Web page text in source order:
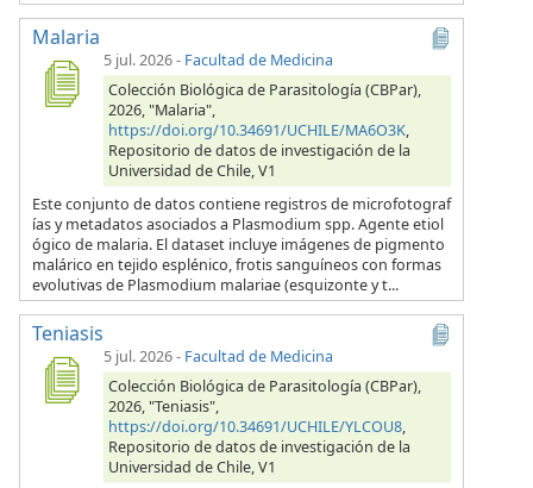
Malaria
5 jul. 2026- Facultad de Medicina
Colección Biológica de Parasitología (CBPar),
2026, "Malaria",
https://doi.org/10.34691/UCHILE/MA6O3K,
Repositorio de datos de investigación de la
Universidad de Chile, V1
Este conjunto de datos contiene registros de microfotograf
ías y metadatos asociados a Plasmodium spp. Agente etiol
ógico de malaria. El dataset incluye imágenes de pigmento
malárico en tejido esplénico, frotis sanguíneos con formas
evolutivas de Plasmodium malariae (esquizonte y t...
Teniasis
5 jul. 2026- Facultad de Medicina
Colección Biológica de Parasitología (CBPar),
2026, "Teniasis",
https://doi.org/10.34691/UCHILE/YLCOU8,
Repositorio de datos de investigación de la
Universidad de Chile, V1